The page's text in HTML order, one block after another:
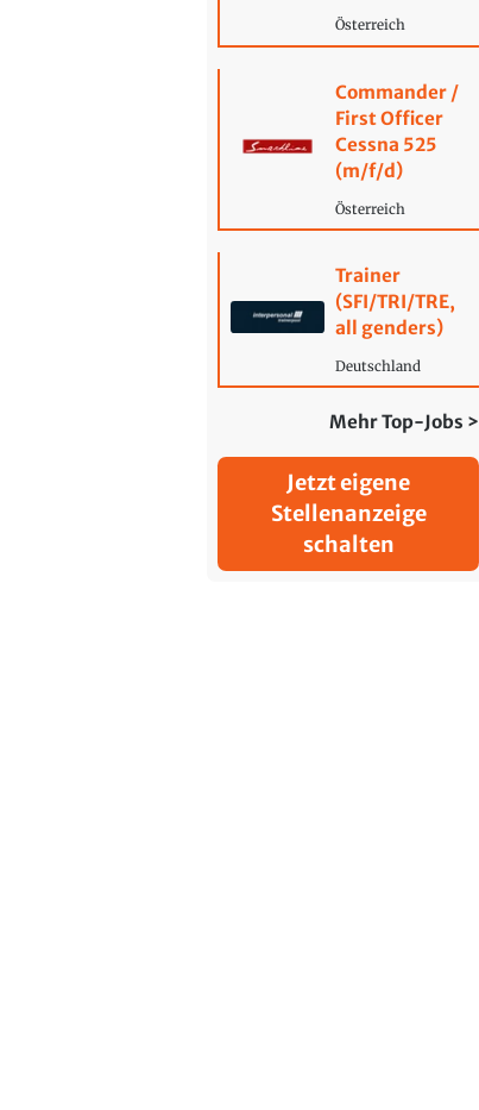
Österreich
Commander /
First Officer
Cessna 525
(m/f/d)
Österreich
Trainer
(SFI/TRI/TRE,
all genders)
Deutschland
Mehr Top-Jobs >
Jetzt eigene
Stellenanzeige
schalten